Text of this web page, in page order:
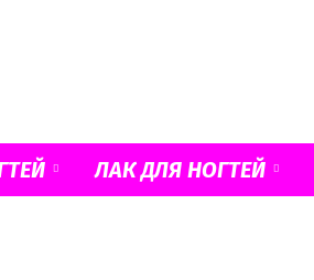
ЛАК ДЛЯ НОГТЕЙ